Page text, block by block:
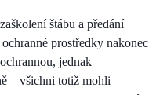
štábu a předání
prostředky nakonec
jednak
– všichni totiž mohli